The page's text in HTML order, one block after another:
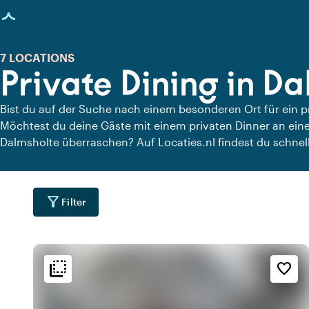
geladen
Private Dining in
7 LOCATIONS
Bist du auf der Suche nach einem besonderen Ort für ein
Möchtest du deine Gäste mit einem privaten Dinner an
Dalmsholte überraschen? Auf Locaties.nl findest du
Locations für ein köstliches privates Dinner an.
filter_alt Filter
flip_to_back favorite_border
flip_to_back Ambiente und Ästhetik
style
Erreichbarkeit und Lage
forest